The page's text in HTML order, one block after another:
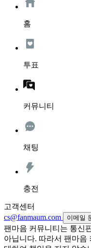
홈
투표
커뮤니티
채팅
충전
고객센터
cs@fanmaum.com
이메일
팬마음 커뮤니티는 통신
아닙니다. 따라서 팬마음